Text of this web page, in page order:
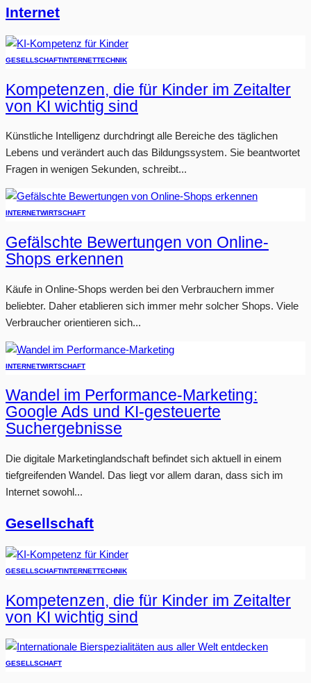
Internet
GESELLSCHAFTINTERNETTECHNIK
Kompetenzen, die für Kinder im Zeitalter
von KI wichtig sind
Künstliche Intelligenz durchdringt alle Bereiche des täglichen
Lebens und verändert auch das Bildungssystem. Sie beantwortet
Fragen in wenigen Sekunden, schreibt...
INTERNETWIRTSCHAFT
Gefälschte Bewertungen von Online-
Shops erkennen
Käufe in Online-Shops werden bei den Verbrauchern immer
beliebter. Daher etablieren sich immer mehr solcher Shops. Viele
Verbraucher orientieren sich...
INTERNETWIRTSCHAFT
Wandel im Performance-Marketing:
Google Ads und KI-gesteuerte
Suchergebnisse
Die digitale Marketinglandschaft befindet sich aktuell in einem
tiefgreifenden Wandel. Das liegt vor allem daran, dass sich im
Internet sowohl...
Gesellschaft
GESELLSCHAFTINTERNETTECHNIK
Kompetenzen, die für Kinder im Zeitalter
von KI wichtig sind
GESELLSCHAFT